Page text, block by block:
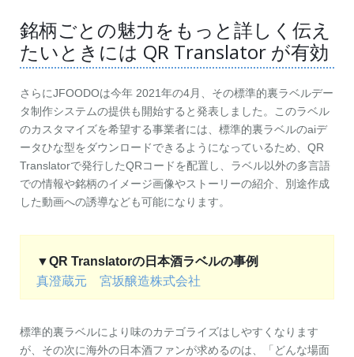
銘柄ごとの魅力をもっと詳しく伝え
たいときには QR Translator が有効
さらにJFOODOは今年 2021年の4月、その標準的裏ラベルデー
タ制作システムの提供も開始すると発表しました。このラベル
のカスタマイズを希望する事業者には、標準的裏ラベルのaiデ
ータひな型をダウンロードできるようになっているため、QR
Translatorで発行したQRコードを配置し、ラベル以外の多言語
での情報や銘柄のイメージ画像やストーリーの紹介、別途作成
した動画への誘導なども可能になります。
▼QR Translatorの日本酒ラベルの事例
真澄蔵元 宮坂醸造株式会社
標準的裏ラベルにより味のカテゴライズはしやすくなります
が、その次に海外の日本酒ファンが求めるのは、「どんな場面